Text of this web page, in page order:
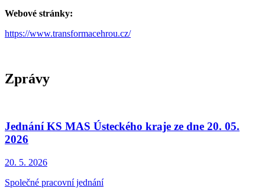
Webové stránky:
https://www.transformacehrou.cz/
Zprávy
Jednání KS MAS Ústeckého kraje ze dne 20. 05.
2026
20. 5. 2026
Společné pracovní jednání